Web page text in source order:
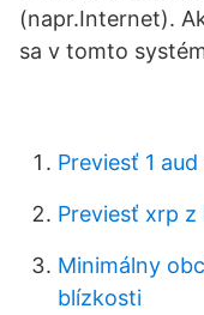
(napr.Internet).
sa v tomto
Previesť 1
Previesť xrp
Minimálny
blízkosti